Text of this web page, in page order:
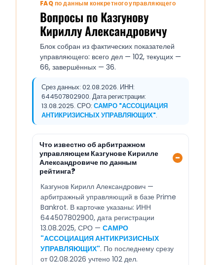
FAQ по данным конкретного управляющего
Вопросы по Казгунову
Кириллу Александровичу
Блок собран из фактических показателей
управляющего: всего дел — 102, текущих —
66, завершённых — 36.
Срез данных: 02.08.2026. ИНН:
644507802900. Дата регистрации:
13.08.2025. СРО: САМРО "АССОЦИАЦИЯ
АНТИКРИЗИСНЫХ УПРАВЛЯЮЩИХ".
Что известно об арбитражном
управляющем Казгунове Кирилле
Александровиче по данным
рейтинга?
Казгунов Кирилл Александрович —
арбитражный управляющий в базе Prime
Bankrot. В карточке указаны: ИНН
644507802900, дата регистрации
13.08.2025, СРО — САМРО
"АССОЦИАЦИЯ АНТИКРИЗИСНЫХ
УПРАВЛЯЮЩИХ". По последнему срезу
от 02.08.2026 учтено 102 дел.